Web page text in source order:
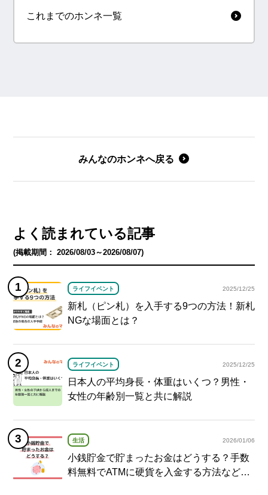
これまでのホンネ一覧
みんなのホンネへ戻る
よく読まれている記事
(掲載期間： 2026/08/03～2026/08/07)
ライフイベント 2025/12/25
新札（ピン札）を入手する9つの方法！新札
NGな場面とは？
ライフイベント 2025/12/25
日本人の平均身長・体重はいくつ？男性・
女性の年齢別一覧と共に解説
生活 2026/01/06
小銭貯金で貯まったお金はどうする？手数
料無料でATMに硬貨を入金する方法など紹